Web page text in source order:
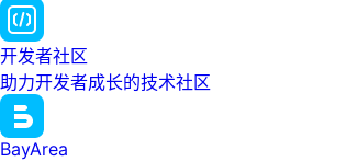
开发者社区
助力开发者成长的技术社区
BayArea